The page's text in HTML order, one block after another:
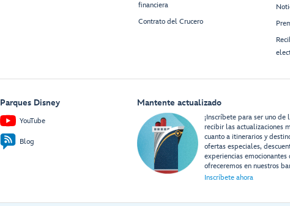
financiera
Contrato del Crucero
Parques Disney
YouTube
Blog
Mantente actualizado
¡Inscríbete para ser uno de
recibir las actualizaciones
cuanto a itinerarios y
ofertas especiales,
experiencias emocionantes
ofreceremos en nuestros
Inscríbete ahora